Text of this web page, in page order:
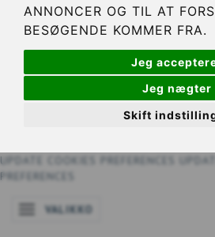
ANNONCER OG TIL AT
BESØGENDE KOMMER FRA.
Jeg
Jeg nægter
Skift
UPDATE COOKIES PREFERENCES
PREFERENCES
VAIHDA NAVIGOINNIN TILAA
VALIKKO